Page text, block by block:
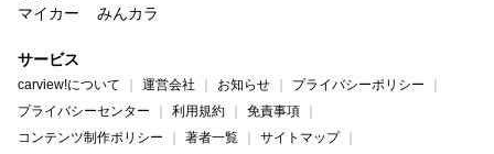
マイカー
みんカラ
サービス
carview!について 運営会社 お知らせ
プライバシーポリシー
プライバシーセンター
利用規約
免責事項
コンテンツ制作ポリシー
著者一覧
サイトマップ